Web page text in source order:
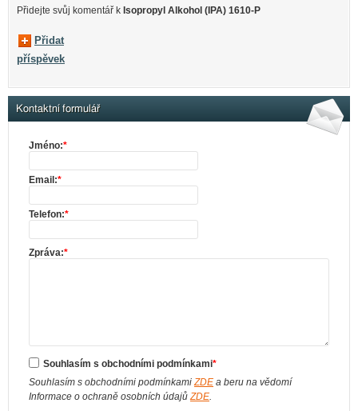
Přidejte svůj komentář k Isopropyl Alkohol (IPA) 1610-P
Přidat
příspěvek
Kontaktní formulář
Jméno:*
Email:*
Telefon:*
Zpráva:*
Souhlasím s obchodními podmínkami*
Souhlasím s obchodními podmínkami ZDE a beru na vědomí
Informace o ochraně osobních údajů ZDE